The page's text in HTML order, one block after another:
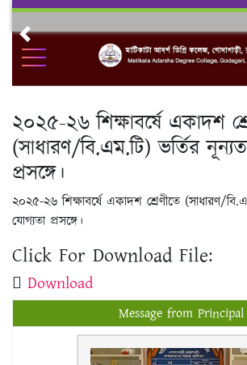
Skip
contentPrevious
২০২৫-২৬ শিক্ষাবর্ষে একাদশ
(সাধারণ/বি.এম.টি) ভর্তির
প্রসঙ্গে।
২০২৫-২৬ শিক্ষাবর্ষে একাদশ শ্রেণীতে (সাধারণ/
যোগ্যতা প্রসঙ্গে।
Click For Download File:
Download
Message from Principal